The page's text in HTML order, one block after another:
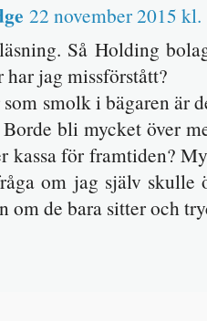
22 november 2015
Så Holding
jag missförstått?
smolk i bägaren är
Borde bli mycket över
kassa för framtiden?
om jag själv skulle
om de bara sitter och